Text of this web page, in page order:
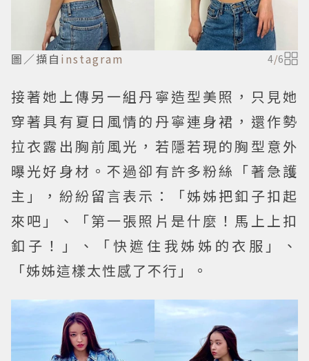
圖／擷自 instagram 4/6
接著她上傳另一組丹寧造型美照，只見她
穿著具有夏日風情的丹寧連身裙，還作勢
拉衣露出胸前風光，若隱若現的胸型意外
曝光好身材。不過卻有許多粉絲「著急護
主」，紛紛留言表示：「姊姊把釦子扣起
來吧」、「第一張照片是什麼！馬上上扣
釦子！」、「快遮住我姊姊的衣服」、
「姊姊這樣太性感了不行」。